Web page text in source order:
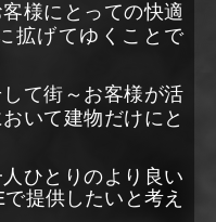
様にとっての快適
拡げてゆくことで
て街～お客様が活
いて建物だけにと
ひとりのより良い
提供したいと考え